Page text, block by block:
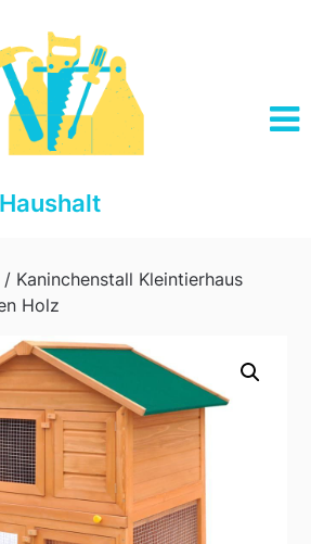
/ Kaninchenstall Kleintierhaus
Holz